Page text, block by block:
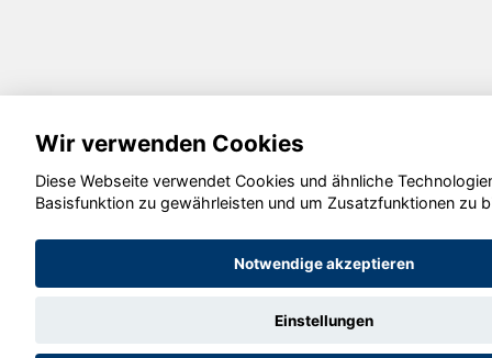
Wir verwenden Cookies
Diese Webseite verwendet Cookies und ähnliche
Basisfunktion zu gewährleisten und um Zusatzfunktionen zu
Notwendige akzeptieren
Einstellungen